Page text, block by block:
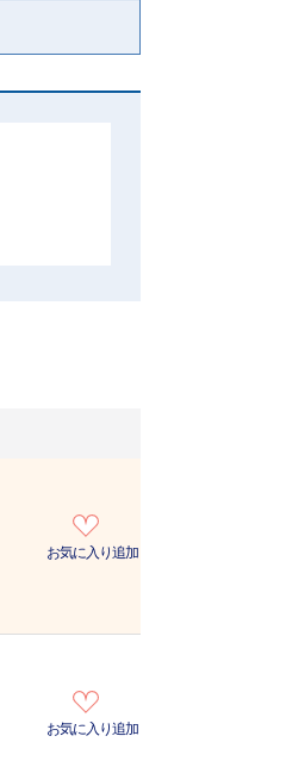
お気に入り追加
お気に入り追加